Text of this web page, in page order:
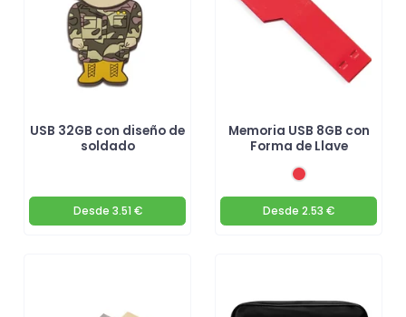
USB 32GB con diseño de
soldado
Desde 3.51 €
Memoria USB 8GB con
Forma de Llave
Desde 2.53 €